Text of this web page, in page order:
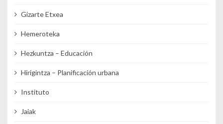
Gizarte Etxea
Hemeroteka
Hezkuntza – Educación
Hirigintza – Planificación urbana
Instituto
Jaiak